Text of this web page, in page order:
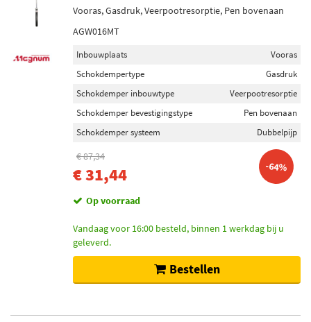
Vooras, Gasdruk, Veerpootresorptie, Pen bovenaan
AGW016MT
Inbouwplaats
Vooras
Schokdempertype
Gasdruk
Schokdemper inbouwtype
Veerpootresorptie
Schokdemper bevestigingstype
Pen bovenaan
Schokdemper systeem
Dubbelpijp
€ 87,34
€ 31,44 -64%
Op voorraad
Vandaag voor 16:00 besteld, binnen 1 werkdag bij u
geleverd.
Bestellen